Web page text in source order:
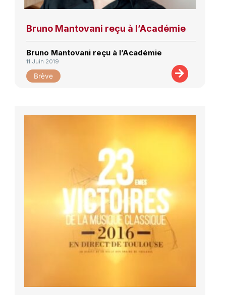
Bruno Mantovani reçu à l’Académie
Bruno Mantovani reçu à l’Académie
11 Juin 2019
Brève